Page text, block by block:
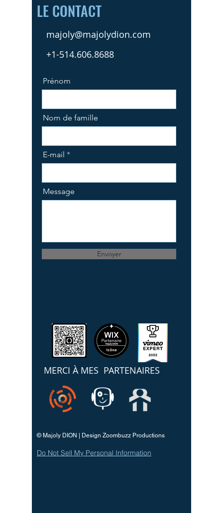
LE CONTACT
majoly@majolydion.com
+1-514.606.8688
Prénom
Nom de famille
E-mail
Message
Envoyer
MERCI À MES PARTENAIRES
© Majoly DION | Design Zoombuzz Productions
Do Not Sell My Personal Information